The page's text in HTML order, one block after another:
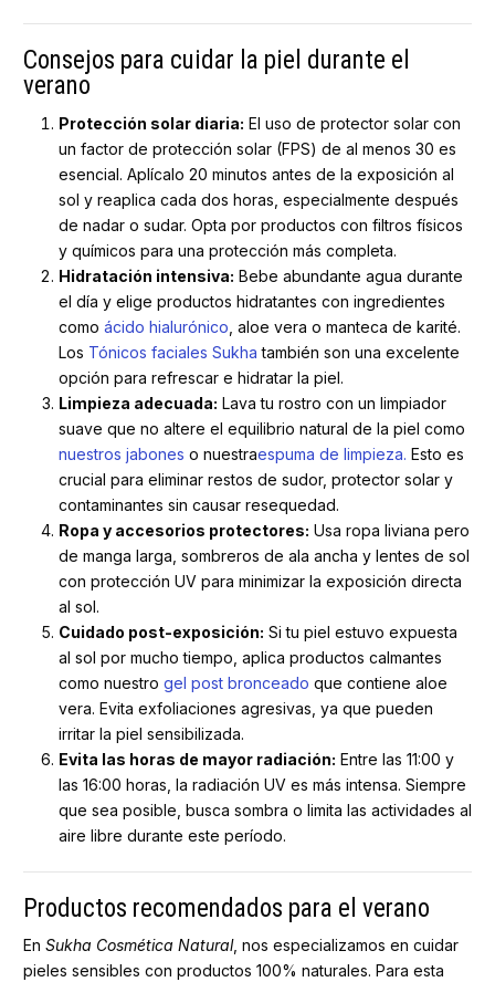
Consejos para cuidar la piel durante el
verano
Protección solar diaria: El uso de protector solar con
un factor de protección solar (FPS) de al menos 30 es
esencial. Aplícalo 20 minutos antes de la exposición al
sol y reaplica cada dos horas, especialmente después
de nadar o sudar. Opta por productos con filtros físicos
y químicos para una protección más completa.
Hidratación intensiva: Bebe abundante agua durante
el día y elige productos hidratantes con ingredientes
como ácido hialurónico , aloe vera o manteca de karité.
Los Tónicos faciales Sukha también son una excelente
opción para refrescar e hidratar la piel.
Limpieza adecuada: Lava tu rostro con un limpiador
suave que no altere el equilibrio natural de la piel como
nuestros jabones o nuestraespuma de limpieza. Esto es
crucial para eliminar restos de sudor, protector solar y
contaminantes sin causar resequedad.
Ropa y accesorios protectores: Usa ropa liviana pero
de manga larga, sombreros de ala ancha y lentes de sol
con protección UV para minimizar la exposición directa
al sol.
Cuidado post-exposición: Si tu piel estuvo expuesta
al sol por mucho tiempo, aplica productos calmantes
como nuestro gel post bronceado que contiene aloe
vera. Evita exfoliaciones agresivas, ya que pueden
irritar la piel sensibilizada.
Evita las horas de mayor radiación: Entre las 11:00 y
las 16:00 horas, la radiación UV es más intensa. Siempre
que sea posible, busca sombra o limita las actividades al
aire libre durante este período.
Productos recomendados para el verano
En Sukha Cosmética Natural, nos especializamos en cuidar
pieles sensibles con productos 100% naturales. Para esta